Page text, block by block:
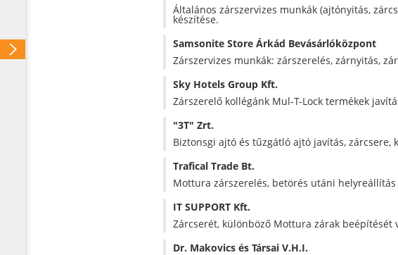
Általános zárszervizes munkák (ajtónyitás,
készítése.
Samsonite Store Árkád Bevásárlóközpont
Zárszervizes munkák: zárszerelés, zárnyitás,
Sky Hotels Group Kft.
Zárszerelő kollégánk Mul-T-Lock termékek
"3T" Zrt.
Biztonsgi ajtó és tűzgátló ajtó javítás, zárcsere,
Trafical Trade Bt.
Mottura zárszerelés, betörés utáni helyreállítás
IT SUPPORT Kft.
Zárcserét, különböző Mottura zárak beépítését
Dr. Makovics és Társai V.H.I.